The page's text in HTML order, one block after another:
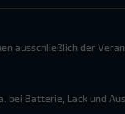
ausschließlich der
bei Batterie, Lack und